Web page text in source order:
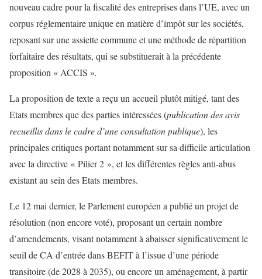
nouveau cadre pour la fiscalité des entreprises dans l’UE, avec un
corpus réglementaire unique en matière d’impôt sur les sociétés,
reposant sur une assiette commune et une méthode de répartition
forfaitaire des résultats, qui se substituerait à la précédente
proposition « ACCIS ».
La proposition de texte a reçu un accueil plutôt mitigé, tant des
Etats membres que des parties intéressées (publication des avis
recueillis dans le cadre d’une consultation publique), les
principales critiques portant notamment sur sa difficile articulation
avec la directive « Pilier 2 », et les différentes règles anti-abus
existant au sein des Etats membres.
Le 12 mai dernier, le Parlement européen a publié un projet de
résolution (non encore voté), proposant un certain nombre
d’amendements, visant notamment à abaisser significativement le
seuil de CA d’entrée dans BEFIT à l’issue d’une période
transitoire (de 2028 à 2035), ou encore un aménagement, à partir